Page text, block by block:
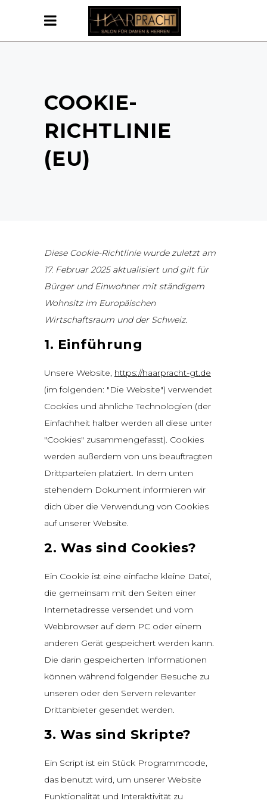
COOKIE-
RICHTLINIE
(EU)
Diese Cookie-Richtlinie wurde zuletzt am
17. Februar 2025 aktualisiert und gilt für
Bürger und Einwohner mit ständigem
Wohnsitz im Europäischen
Wirtschaftsraum und der Schweiz.
1. Einführung
Unsere Website, https://haarpracht-gt.de
(im folgenden: "Die Website") verwendet
Cookies und ähnliche Technologien (der
Einfachheit halber werden all diese unter
"Cookies" zusammengefasst). Cookies
werden außerdem von uns beauftragten
Drittparteien platziert. In dem unten
stehendem Dokument informieren wir
dich über die Verwendung von Cookies
auf unserer Website.
2. Was sind Cookies?
Ein Cookie ist eine einfache kleine Datei,
die gemeinsam mit den Seiten einer
Internetadresse versendet und vom
Webbrowser auf dem PC oder einem
anderen Gerät gespeichert werden kann.
Die darin gespeicherten Informationen
können während folgender Besuche zu
unseren oder den Servern relevanter
Drittanbieter gesendet werden.
3. Was sind Skripte?
Ein Script ist ein Stück Programmcode,
das benutzt wird, um unserer Website
Funktionalität und Interaktivität zu